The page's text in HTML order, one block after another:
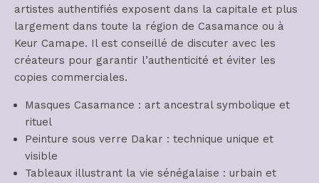
artistes authentifiés exposent dans la capitale et plus
largement dans toute la région de Casamance ou à
Keur Camape. Il est conseillé de discuter avec les
créateurs pour garantir l’authenticité et éviter les
copies commerciales.
Masques Casamance : art ancestral symbolique et
rituel
Peinture sous verre Dakar : technique unique et
visible
Tableaux illustrant la vie sénégalaise : urbain et